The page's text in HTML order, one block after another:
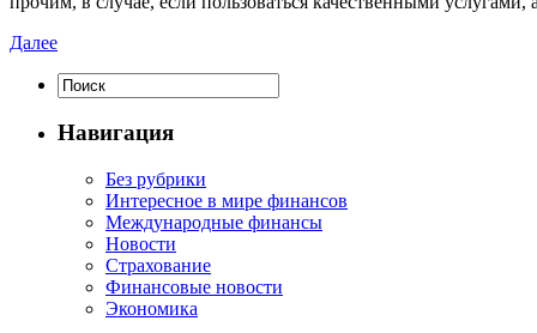
Далее
Навигация
Без рубрики
Интересное в мире финансов
Международные финансы
Новости
Страхование
Финансовые новости
Экономика